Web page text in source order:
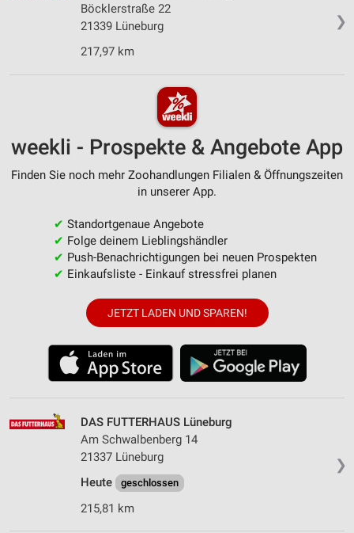
❯
Böcklerstraße 22
21339 Lüneburg
217,97 km
weekli - Prospekte & Angebote App
Finden Sie noch mehr Zoohandlungen Filialen & Öffnungszeiten
in unserer App.
✔ Standortgenaue Angebote
✔ Folge deinem Lieblingshändler
✔ Push-Benachrichtigungen bei neuen Prospekten
✔ Einkaufsliste - Einkauf stressfrei planen
JETZT LADEN UND SPAREN!
❯
DAS FUTTERHAUS Lüneburg
Am Schwalbenberg 14
21337 Lüneburg
Heute
geschlossen
215,81 km